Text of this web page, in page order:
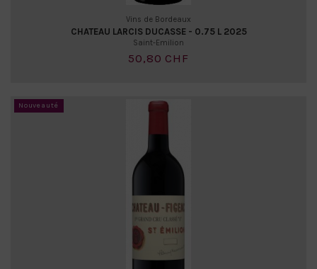
Vins de Bordeaux
CHATEAU LARCIS DUCASSE - 0.75 L 2025
Saint-Emilion
50,80 CHF
Nouveauté